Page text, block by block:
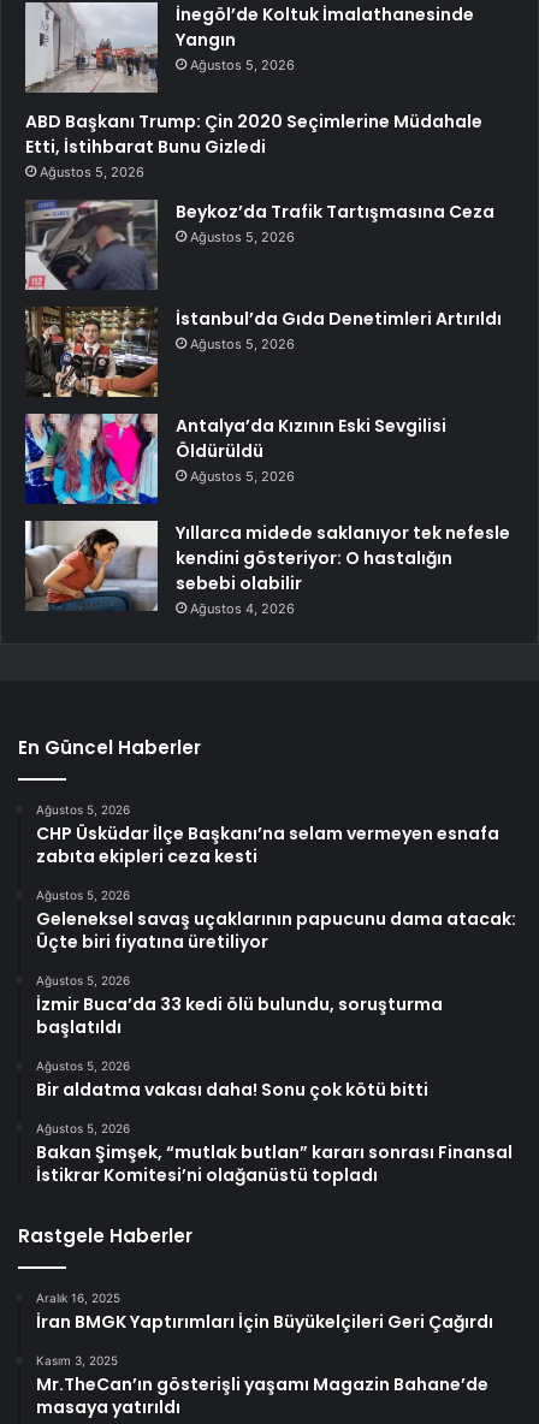
İnegöl’de Koltuk İmalathanesinde
Yangın
Ağustos 5, 2026
ABD Başkanı Trump: Çin 2020 Seçimlerine Müdahale
Etti, İstihbarat Bunu Gizledi
Ağustos 5, 2026
Beykoz’da Trafik Tartışmasına Ceza
Ağustos 5, 2026
İstanbul’da Gıda Denetimleri Artırıldı
Ağustos 5, 2026
Antalya’da Kızının Eski Sevgilisi
Öldürüldü
Ağustos 5, 2026
Yıllarca midede saklanıyor tek nefesle
kendini gösteriyor: O hastalığın
sebebi olabilir
Ağustos 4, 2026
En Güncel Haberler
Ağustos 5, 2026
CHP Üsküdar İlçe Başkanı’na selam vermeyen esnafa
zabıta ekipleri ceza kesti
Ağustos 5, 2026
Geleneksel savaş uçaklarının papucunu dama atacak:
Üçte biri fiyatına üretiliyor
Ağustos 5, 2026
İzmir Buca’da 33 kedi ölü bulundu, soruşturma
başlatıldı
Ağustos 5, 2026
Bir aldatma vakası daha! Sonu çok kötü bitti
Ağustos 5, 2026
Bakan Şimşek, “mutlak butlan” kararı sonrası Finansal
İstikrar Komitesi’ni olağanüstü topladı
Rastgele Haberler
Aralık 16, 2025
İran BMGK Yaptırımları İçin Büyükelçileri Geri Çağırdı
Kasım 3, 2025
Mr.TheCan’ın gösterişli yaşamı Magazin Bahane’de
masaya yatırıldı